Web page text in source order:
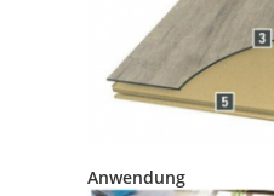
Anwendung